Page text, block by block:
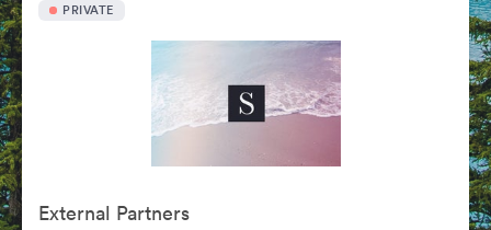
PRIVATE
External Partners